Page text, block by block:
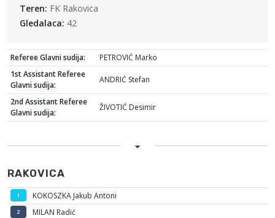
Teren: FK Rakovica
Gledalaca: 42
Referee Glavni sudija:
PETROVIĆ Marko
1st Assistant Referee
Glavni sudija:
ANDRIĆ Stefan
2nd Assistant Referee
Glavni sudija:
ŽIVOTIĆ Desimir
RAKOVICA
1 KOKOSZKA Jakub Antoni
2 MILAN Radić